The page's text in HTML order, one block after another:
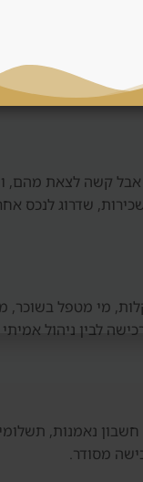
סטנדרט גמר
לעסקה חלשה.
אבל קשה לצאת
שדרוג לנכס
מי מטפל בשוכר,
לבין ניהול
נאמנות,
מסודר.